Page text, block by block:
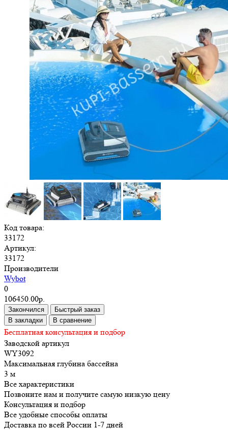
Код товара:
33172
Артикул:
33172
Производители
Wybot
0
106450.00р.
Закончился
Быстрый заказ
В закладки
В сравнение
Бесплатная консультация и подбор
Заводской артикул
WY3092
Максимальная глубина бассейна
3 м
Все характеристики
Позвоните нам и получите самую низкую цену
Консультация и подбор
Все удобные способы оплаты
Доставка по всей России 1-7 дней